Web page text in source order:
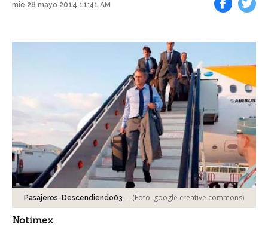
mié 28 mayo 2014 11:41 AM
Pasajeros-Descendiendo03 - (Foto: google creative commons)
Notimex